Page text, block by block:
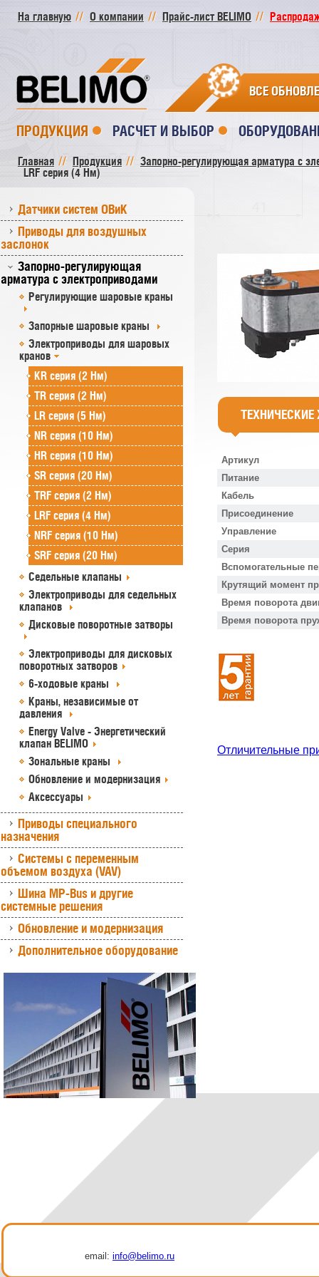
На главную О компании Прайс-лист BELIMO
ВСЕ
ПРОДУКЦИЯ РАСЧЕТ И ВЫБОР
Главная Продукция
Запорно-регулирующая арматура с
LRF серия (4 Нм)
Датчики систем ОВиК
Приводы для воздушных
заслонок
Запорно-регулирующая
арматура с электроприводами
Регулирующие шаровые краны
Запорные шаровые краны
Электроприводы для шаровых
кранов
KR серия (2 Нм)
TR серия (2 Нм)
LR серия (5 Нм)
NR серия (10 Нм)
HR серия (10 Нм)
SR серия (20 Нм)
TRF серия (2 Нм)
LRF серия (4 Нм)
NRF серия (10 Нм)
SRF серия (20 Нм)
Седельные клапаны
Электроприводы для седельных
клапанов
Дисковые поворотные затворы
Электроприводы для дисковых
поворотных затворов
6-ходовые краны
Краны, независимые от
давления
Energy Valve - Энергетический
клапан BELIMO
Зональные краны
Обновление и модернизация
Аксессуары
Приводы специального
назначения
Системы с переменным
объемом воздуха (VAV)
Шина MP-Bus и другие
системные решения
Обновление и модернизация
Дополнительное оборудование
Артикул
Питание
Кабель
Присоединение
Управление
Серия
Вспомогательные
Крутящий момент
Время поворота
Время поворота
Отличительные
email: info@belimo.ru